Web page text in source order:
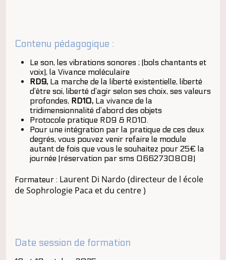
Contenu pédagogique :
Le son, les vibrations sonores ; (bols chantants et
voix), la Vivance moléculaire
RD9, La marche de la liberté existentielle, liberté
d’être soi, liberté d’agir selon ses choix, ses valeurs
profondes, RD10, La vivance de la
tridimensionnalité d’abord des objets
Protocole pratique RD9 & RD10.
Pour une intégration par la pratique de ces deux
degrés, vous pouvez venir refaire le module
autant de fois que vous le souhaitez pour 25€ la
journée (réservation par sms 0662730808)
Formateur : Laurent Di Nardo (directeur de l école
de Sophrologie Paca et du centre )
Date session de formation